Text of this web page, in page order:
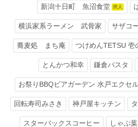
新潟十日町 魚沼食堂 求人
横浜家系ラーメン 武骨家 サザコ
蕎麦処 まち庵 つけめんTETSU 壱
とんかつ和幸 鎌倉パスタ
お祭りBBQビアガーデン 水戸エクセ
回転寿司みさき 神戸屋キッチン
スターバックスコーヒー しゃぶ葉